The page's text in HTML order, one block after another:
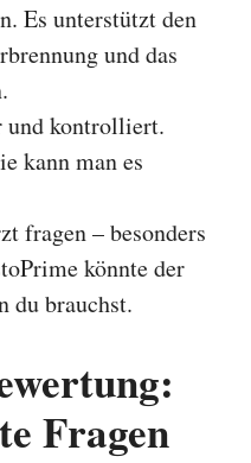
Es unterstützt den
und das
und kontrolliert.
kann man es
fragen – besonders
könnte der
du brauchst.
Fragen